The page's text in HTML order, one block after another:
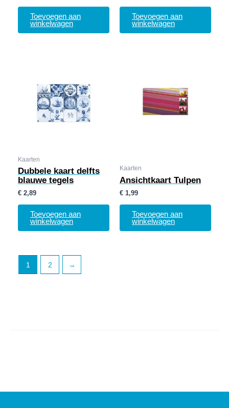
Toevoegen aan
winkelwagen
Toevoegen aan
winkelwagen
Kaarten
Dubbele kaart delfts
blauwe tegels
€ 2,89
Toevoegen aan
winkelwagen
Kaarten
Ansichtkaart Tulpen
€ 1,99
Toevoegen aan
winkelwagen
1 2 →